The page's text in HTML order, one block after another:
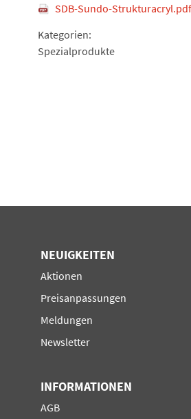
SDB-Sundo-Strukturacryl.pdf
Kategorien:
Spezialprodukte
NEUIGKEITEN
Navigation
Aktionen
Preisanpassungen
Meldungen
Newsletter
INFORMATIONEN
Navigation
AGB